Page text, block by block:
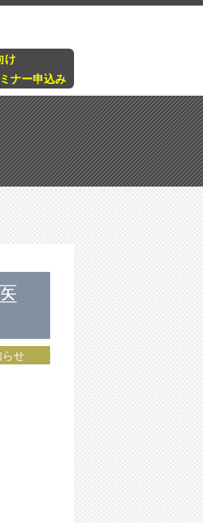
け
ナー申込み
せ